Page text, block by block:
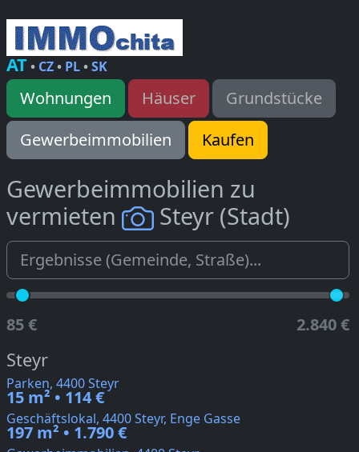
AT• CZ• PL•SK
Wohnungen Häuser
Grundstücke
Gewerbeimmobilien
Kaufen
Gewerbeimmobilien zu
vermieten
Steyr (Stadt)
85 € 2.840 €
Steyr
Parken, 4400 Steyr
15 m² • 114 €
Geschäftslokal, 4400 Steyr, Enge Gasse
197 m² • 1.790 €